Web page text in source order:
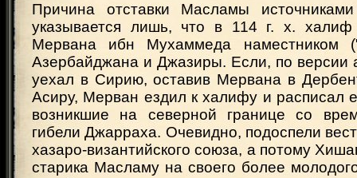
Причина отставки Масламы
указывается лишь, что в 114 г. х.
Мервана ибн Мухаммеда наместником
Азербайджана и Джазиры. Если, по
уехал в Сирию, оставив Мервана в
Асиру, Мерван ездил к халифу и расписал
возникшие на северной границе со
гибели Джарраха. Очевидно, подоспели
хазаро-византийского союза, а потому
старика Масламу на своего более